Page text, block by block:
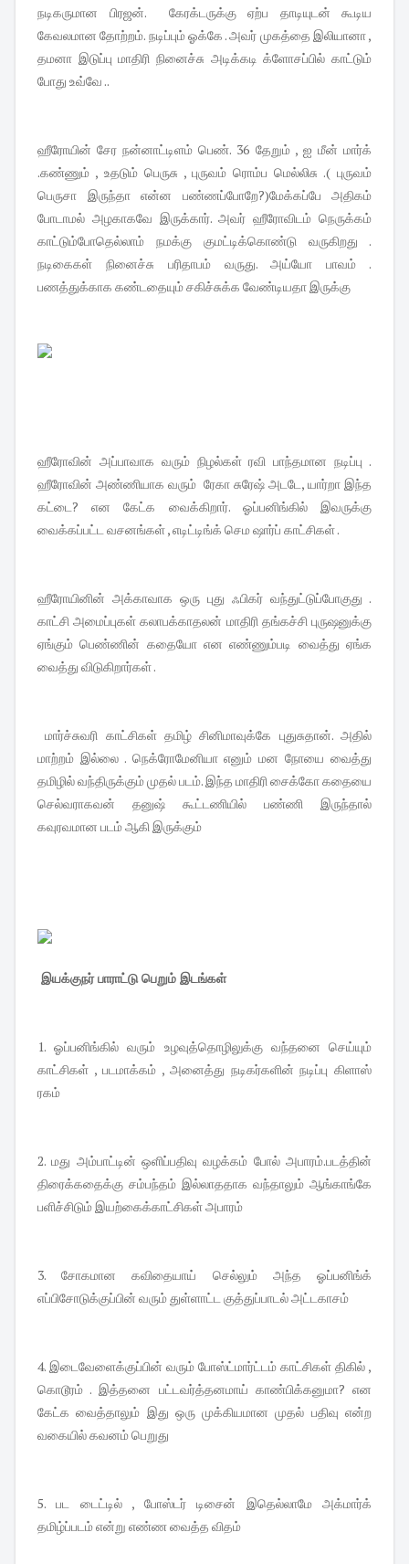
நடிகருமான பிரஜன். கேரக்டருக்கு ஏற்ப தாடியுடன் கூடிய
கேவலமான தோற்றம். நடிப்பும் ஓக்கே . அவர் முகத்தை இலியானா ,
தமனா இடுப்பு மாதிரி நினைச்சு அடிக்கடி க்ளோசப்பில் காட்டும்
போது உவ்வே ..
ஹீரோயின் சேர நன்னாட்டிளம் பெண். 36 தேறும் , ஐ மீன் மார்க்
.கண்ணும் , உதடும் பெருசு , புருவம் ரொம்ப மெல்லிசு .( புருவம்
பெருசா இருந்தா என்ன பண்ணப்போறே?)மேக்கப்பே அதிகம்
போடாமல் அழகாகவே இருக்கார். அவர் ஹீரோவிடம் நெருக்கம்
காட்டும்போதெல்லாம் நமக்கு குமட்டிக்கொண்டு வருகிறது .
நடிகைகள் நினைச்சு பரிதாபம் வருது. அய்யோ பாவம் .
பணத்துக்காக கண்டதையும் சகிச்சுக்க வேண்டியதா இருக்கு
ஹீரோவின் அப்பாவாக வரும் நிழல்கள் ரவி பாந்தமான நடிப்பு .
ஹீரோவின் அண்ணியாக வரும் ரேகா சுரேஷ் அடடே, யார்றா இந்த
கட்டை? என கேட்க வைக்கிறார். ஓப்பனிங்கில் இவருக்கு
வைக்கப்பட்ட வசனங்கள் , எடிட்டிங்க் செம ஷார்ப் காட்சிகள் .
ஹீரோயினின் அக்காவாக ஒரு புது ஃபிகர் வந்துட்டுப்போகுது .
காட்சி அமைப்புகள் கலாபக்காதலன் மாதிரி தங்கச்சி புருஷனுக்கு
ஏங்கும் பெண்ணின் கதையோ என எண்ணும்படி வைத்து ஏங்க
வைத்து விடுகிறார்கள் .
மார்ச்சுவரி காட்சிகள் தமிழ் சினிமாவுக்கே புதுசுதான். அதில்
மாற்றம் இல்லை . நெக்ரோமேனியா எனும் மன நோயை வைத்து
தமிழில் வந்திருக்கும் முதல் படம். இந்த மாதிரி சைக்கோ கதையை
செல்வராகவன் தனுஷ் கூட்டணியில் பண்ணி இருந்தால்
கவுரவமான படம் ஆகி இருக்கும்
இயக்குநர் பாராட்டு பெறும் இடங்கள்
1. ஓப்பனிங்கில் வரும் உழவுத்தொழிலுக்கு வந்தனை செய்யும்
காட்சிகள் , படமாக்கம் , அனைத்து நடிகர்களின் நடிப்பு கிளாஸ்
ரகம்
2. மது அம்பாட்டின் ஒளிப்பதிவு வழக்கம் போல் அபாரம்.படத்தின்
திரைக்கதைக்கு சம்பந்தம் இல்லாததாக வந்தாலும் ஆங்காங்கே
பளிச்சிடும் இயற்கைக்காட்சிகள் அபாரம்
3. சோகமான கவிதையாய் செல்லும் அந்த ஓப்பனிங்க்
எப்பிசோடுக்குப்பின் வரும் துள்ளாட்ட குத்துப்பாடல் அட்டகாசம்
4. இடைவேளைக்குப்பின் வரும் போஸ்ட்மார்ட்டம் காட்சிகள் திகில் ,
கொடூரம் . இத்தனை பட்டவர்த்தனமாய் காண்பிக்கனுமா? என
கேட்க வைத்தாலும் இது ஒரு முக்கியமான முதல் பதிவு என்ற
வகையில் கவனம் பெறுது
5. பட டைட்டில் , போஸ்டர் டிசைன் இதெல்லாமே அக்மார்க்
தமிழ்ப்படம் என்று எண்ண வைத்த விதம்